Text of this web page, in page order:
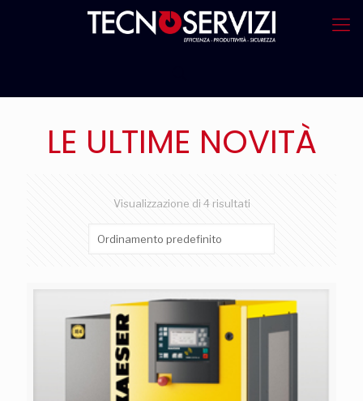
LE ULTIME NOVITÀ
Visualizzazione di 4 risultati